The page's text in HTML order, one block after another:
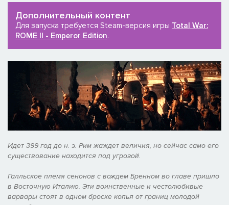
Дополнительный контент
Для запуска требуется Steam-версия игры Total War:
ROME II - Emperor Edition.
Идет 399 год до н. э. Рим жаждет величия, но сейчас само его
существование находится под угрозой.
Галльское племя сенонов с вождем Бренном во главе пришло
в Восточную Италию. Эти воинственные и честолюбивые
варвары стоят в одном броске копья от границ молодой